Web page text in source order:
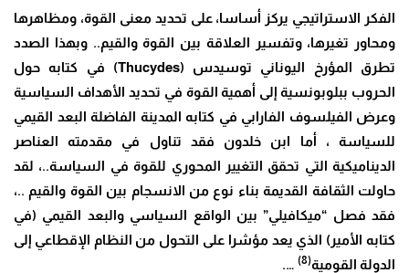
الفكر الاستراتيجي يركز أساسا، على تحديد معنى القوة، ومظاهرها
ومحاور تغيرها، وتفسير العلاقة بين القوة والقيم.. وبهذا الصدد
تطرق المؤرخ اليوناني توسيدس (Thucydes) في كتابه حول
الحروب ببلوبونسية إلى أهمية القوة في تحديد الأهداف السياسية
وعرض الفيلسوف الفارابي في كتابه المدينة الفاضلة البعد القيمي
للسياسة ، أما ابن خلدون فقد تناول في مقدمته العناصر
الديناميكية التي تحقق التغيير المحوري للقوة في السياسة..، لقد
حاولت الثقافة القديمة بناء نوع من الانسجام بين القوة والقيم ..،
فقد فصل “ميكافيلي” بين الواقع السياسي والبعد القيمي (في
كتابه الأمير) الذي يعد مؤشرا على التحول من النظام الإقطاعي إلى
الدولة القومية(8)
….